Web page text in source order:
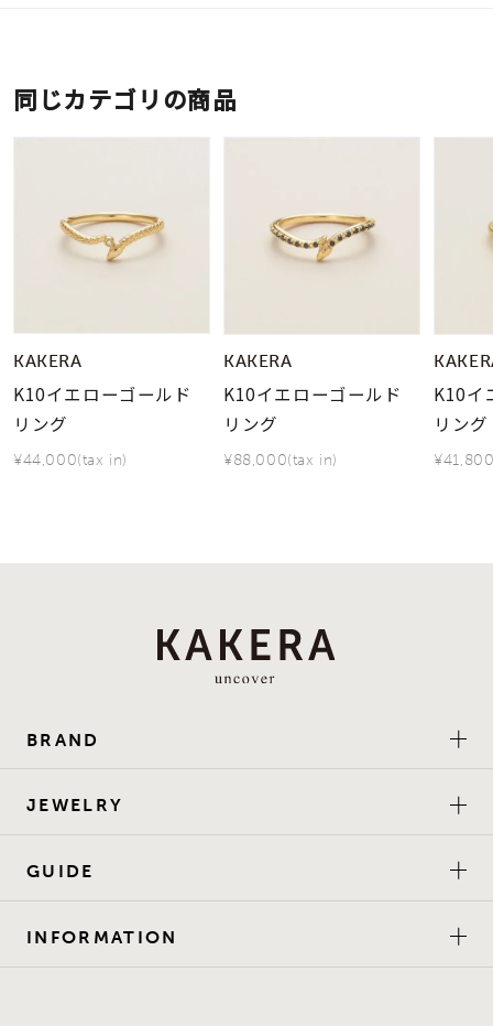
同じカテゴリの商品
KAKERA
K10イエローゴールド
リング
¥44,000(tax in)
KAKERA
K10イエローゴールド
リング
¥88,000(tax in)
K10イ
リング
BRAND
JEWELRY
GUIDE
INFORMATION